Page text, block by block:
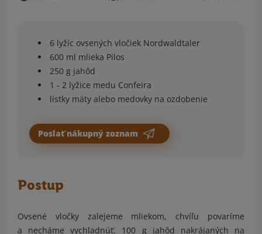
6 lyžíc ovsených vločiek Nordwaldtaler
600 ml mlieka Pilos
250 g jahôd
1 - 2 lyžice medu Confeira
lístky mäty alebo medovky na ozdobenie
Poslať nákupný zoznam
Postup
Ovsené vločky zalejeme mliekom, chvíľu povaríme
a necháme vychladnúť. 100 g jahôd nakrájaných na